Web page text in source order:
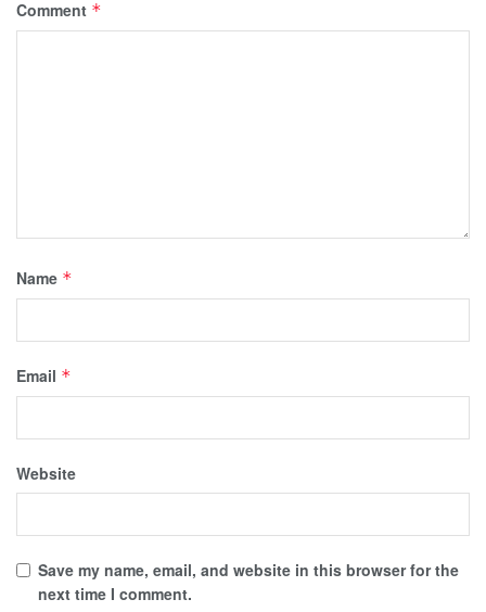
Comment *
Name *
Email *
Website
Save my name, email, and website in this browser for the
next time I comment.